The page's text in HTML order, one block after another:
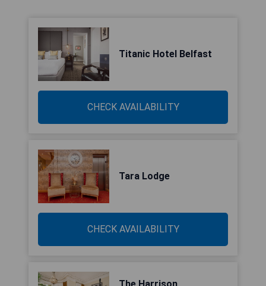
Titanic Hotel Belfast
CHECK AVAILABILITY
Tara Lodge
CHECK AVAILABILITY